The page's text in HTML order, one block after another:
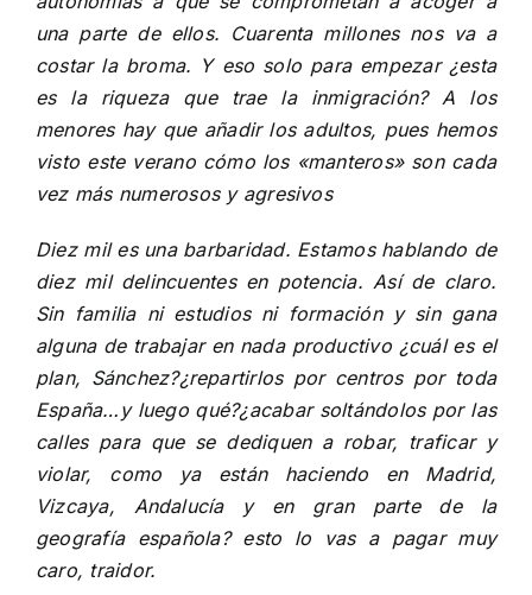
una parte de ellos. Cuarenta millones nos va a
costar la broma. Y eso solo para empezar ¿esta
es la riqueza que trae la inmigración? A los
menores hay que añadir los adultos, pues hemos
visto este verano cómo los «manteros» son cada
vez más numerosos y agresivos
Diez mil es una barbaridad. Estamos hablando de
diez mil delincuentes en potencia. Así de claro.
Sin familia ni estudios ni formación y sin gana
alguna de trabajar en nada productivo ¿cuál es el
plan, Sánchez?¿repartirlos por centros por toda
España…y luego qué?¿acabar soltándolos por las
calles para que se dediquen a robar, traficar y
violar, como ya están haciendo en Madrid,
Vizcaya, Andalucía y en gran parte de la
geografía española? esto lo vas a pagar muy
caro, traidor.